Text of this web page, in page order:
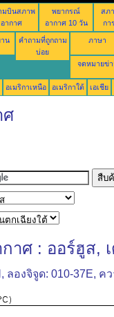
มบินสภาพ
อากาศ
พยากรณ์
อากาศ 10 วัน
สภ
กา
น
คำถามที่ถูกถาม
บ่อย
ภาษา
จดหมายข่า
อเมริกาเหนือ อเมริกาใต้ เอเชีย
ศ
าศ : ออร์ฮูส,
ลองจิจูด: 010-37E, ค